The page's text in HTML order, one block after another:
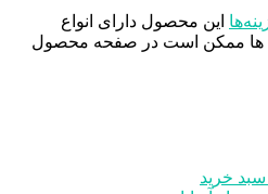
این محصول دارای انواع
ها ممکن است در صفحه محصول
سبد خرید